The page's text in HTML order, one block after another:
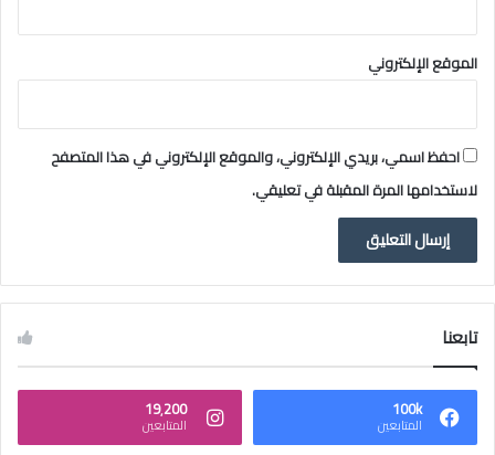
الموقع الإلكتروني
احفظ اسمي، بريدي الإلكتروني، والموقع الإلكتروني في هذا المتصفح
لاستخدامها المرة المقبلة في تعليقي.
تابعنا
100k
المتابعين
19٬200
المتابعين